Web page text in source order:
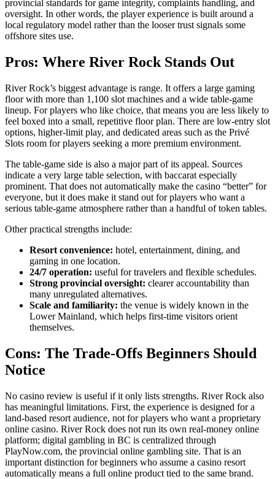
provincial standards for game integrity, complaints handling, and
oversight. In other words, the player experience is built around a
local regulatory model rather than the looser trust signals some
offshore sites use.
Pros: Where River Rock Stands Out
River Rock’s biggest advantage is range. It offers a large gaming
floor with more than 1,100 slot machines and a wide table-game
lineup. For players who like choice, that means you are less likely to
feel boxed into a small, repetitive floor plan. There are low-entry slot
options, higher-limit play, and dedicated areas such as the Privé
Slots room for players seeking a more premium environment.
The table-game side is also a major part of its appeal. Sources
indicate a very large table selection, with baccarat especially
prominent. That does not automatically make the casino “better” for
everyone, but it does make it stand out for players who want a
serious table-game atmosphere rather than a handful of token tables.
Other practical strengths include:
Resort convenience: hotel, entertainment, dining, and
gaming in one location.
24/7 operation: useful for travelers and flexible schedules.
Strong provincial oversight: clearer accountability than
many unregulated alternatives.
Scale and familiarity: the venue is widely known in the
Lower Mainland, which helps first-time visitors orient
themselves.
Cons: The Trade-Offs Beginners Should
Notice
No casino review is useful if it only lists strengths. River Rock also
has meaningful limitations. First, the experience is designed for a
land-based resort audience, not for players who want a proprietary
online casino. River Rock does not run its own real-money online
platform; digital gambling in BC is centralized through
PlayNow.com, the provincial online gambling site. That is an
important distinction for beginners who assume a casino resort
automatically means a full online product tied to the same brand.